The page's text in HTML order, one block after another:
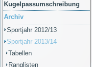
Kugelpassumschreibung
Archiv
Sportjahr 2012/13
Sportjahr 2013/14
Tabellen
Ranglisten